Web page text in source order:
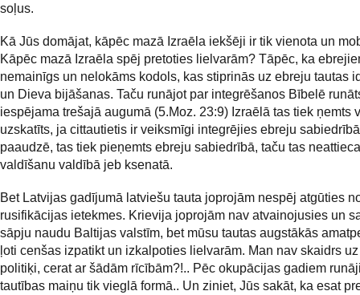
soļus.
Kā Jūs domājat, kāpēc mazā Izraēla iekšēji ir tik vienota un
Kāpēc mazā Izraēla spēj pretoties lielvarām? Tāpēc, ka
nemainīgs un nelokāms kodols, kas stiprinās uz ebreju tautas
un Dieva bijāšanas. Taču runājot par integrēšanos Bībelē
iespējama trešajā augumā (5.Moz. 23:9) Izraēlā tas tiek ņemts
uzskatīts, ja cittautietis ir veiksmīgi integrējies ebreju
paaudzē, tas tiek pieņemts ebreju sabiedrībā, taču tas
valdīšanu valdībā jeb ksenatā.
Bet Latvijas gadījumā latviešu tauta joprojām nespēj atgūties
rusifikācijas ietekmes. Krievija joprojām nav atvainojusies un
sāpju naudu Baltijas valstīm, bet mūsu tautas augstākās
ļoti cenšas izpatikt un izkalpoties lielvarām. Man nav skaidrs
politiķi, cerat ar šādām rīcībām?!.. Pēc okupācijas gadiem
tautības maiņu tik vieglā formā.. Un ziniet, Jūs sakāt, ka esat